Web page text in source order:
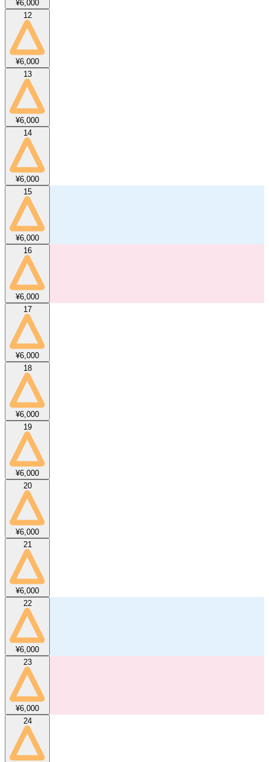
¥6,000
12
¥6,000
13
¥6,000
14
¥6,000
15
¥6,000
16
¥6,000
17
¥6,000
18
¥6,000
19
¥6,000
20
¥6,000
21
¥6,000
22
¥6,000
23
¥6,000
24